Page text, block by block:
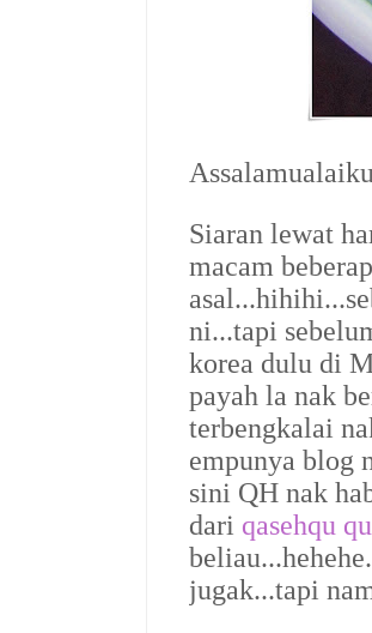
Siaran lewat
macam
ni...tapi
korea dulu di
payah la nak
terbengkalai
empunya blog
sini QH nak
dari qasehqu
jugak...tapi